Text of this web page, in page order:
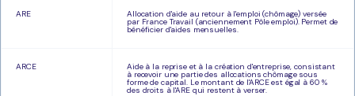
ARE Allocation d'aide au retour à l'emploi (chômage) versée
par France Travail (anciennement Pôle emploi). Permet de
bénéficier d'aides mensuelles.
ARCE Aide à la reprise et à la création d'entreprise, consistant
à recevoir une partie des allocations chômage sous
forme de capital. Le montant de l'ARCE est égal à 60 %
des droits à l'ARE qui restent à verser.